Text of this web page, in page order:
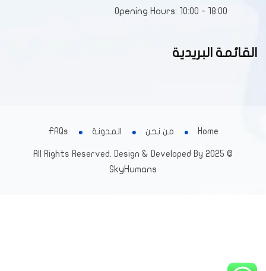
Opening Hours: 10:00 - 18:00
القائمة البريدية
© 2025 All Rights Reserved. Design & Developed By
SkyHumans
Home من نحن المدونة FAQs